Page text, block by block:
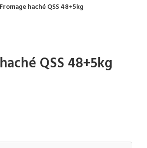
Fromage haché QSS 48+5kg
QSS 48+5kg